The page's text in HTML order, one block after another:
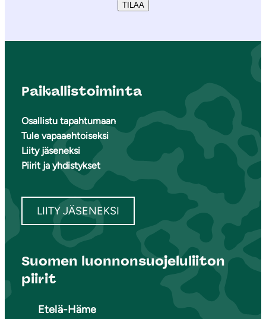
TILAA
Paikallistoiminta
Osallistu tapahtumaan
Tule vapaaehtoiseksi
Liity jäseneksi
Piirit ja yhdistykset
LIITY JÄSENEKSI
Suomen luonnonsuojeluliiton
piirit
Etelä-Häme